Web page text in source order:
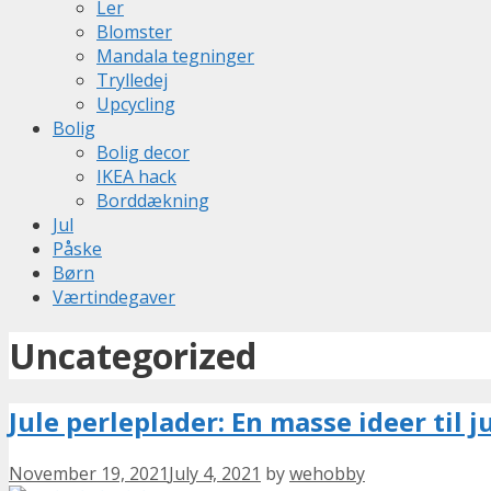
Ler
Blomster
Mandala tegninger
Trylledej
Upcycling
Bolig
Bolig decor
IKEA hack
Borddækning
Jul
Påske
Børn
Værtindegaver
Uncategorized
Jule perleplader: En masse ideer til
November 19, 2021July 4, 2021 bywehobby